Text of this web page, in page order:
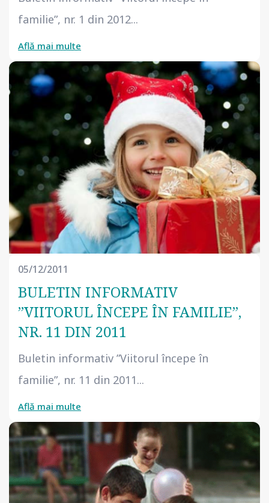
familie”, nr. 1 din 2012...
Află mai multe
05/12/2011
BULETIN INFORMATIV
”VIITORUL ÎNCEPE ÎN FAMILIE”,
NR. 11 DIN 2011
Buletin informativ ”Viitorul începe în
familie”, nr. 11 din 2011...
Află mai multe